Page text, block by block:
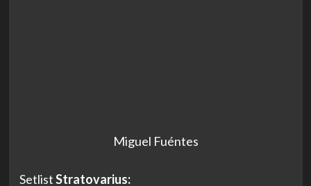
Miguel Fuéntes
SetlistStratovarius: